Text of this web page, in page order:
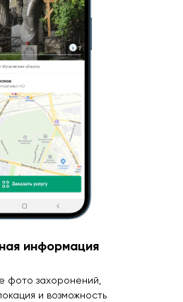
информация
фото захоронений,
и возможность